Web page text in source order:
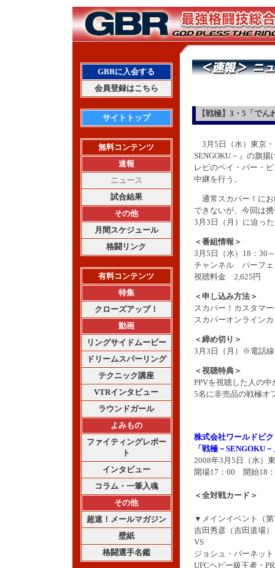
GBRに入会する
会員登録はこちら
サイトトップ
無料コンテンツ
速報
ニュース
試合結果
その他
月間スケジュール
格闘リンク
有料コンテンツ
特集
クローズアップ！
動画
リングサイドムービー
ドリームスパーリング
テクニック講座
VTRインタビュー
ラウンドガール
よみもの
ファイティングレポー
ト
インタビュー
コラム・一筆入魂
その他
超速！メールマガジン
壁紙
格闘選手名鑑
【戦極】3・5「で
3月5日（水）東京・
SENGOKU－』の旗
レビのペイ・パー・
中継を行う。
通常スカパー！にお
できないが、今回は
3月3日（月）に迫っ
＜番組情報＞
3月5日（水）18：30
チャンネル パーフェ
視聴料金 2,625円
＜申し込み方法＞
スカパー！カスタマ
スカパーオンライン
＜締め切り＞
3月3日（月）※電話
＜視聴特典＞
PPVを視聴した人の
5名に非売品の戦極オ
株式会社ワールドビ
「戦極－SENGOKU－
2008年3月5日（水）
開場17：00 開始18
＜全対戦カード＞
▼メインイベント（第
吉田秀彦（吉田道場）
VS
ジョシュ・バーネッ
UFCヘビー級王者・